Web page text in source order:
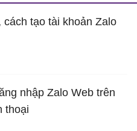
tạo tài khoản Zalo
nhập Zalo Web trên
thoại